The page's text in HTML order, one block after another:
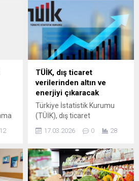
2,55 olarak gerçekleşti. Yıllık
enflasyon 32, 87oldu. TÜİK
geçtiğimiz ay eylül
enflasyonunu yüzde 3,23 ...
12
TÜİK, dış ticaret
verilerinden altın ve
enerjiyi çıkaracak
Türkiye İstatistik Kurumu
(TÜİK), dış ticaret
değişikliğe gittiğini resmen
açıklamada, dış alım ve
satımda çok kritik bir ağırlığı
bulunan parasal olmayan
17.03.2026 0 28